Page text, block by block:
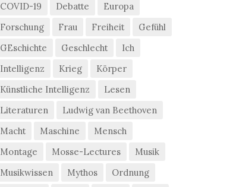
COVID-19
Debatte
Europa
Forschung
Frau Freiheit
Gefühl
GEschichte
Geschlecht
Ich
Intelligenz
Krieg
Körper
Künstliche Intelligenz
Lesen
Literaturen
Ludwig van Beethoven
Macht
Maschine
Mensch
Montage
Mosse-Lectures
Musik
Musikwissen
Mythos
Ordnung